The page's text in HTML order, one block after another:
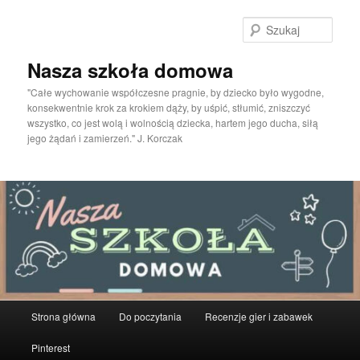
Nasza szkoła domowa
"Całe wychowanie współczesne pragnie, by dziecko było wygodne,
konsekwentnie krok za krokiem dąży, by uśpić, stłumić, zniszczyć
wszystko, co jest wolą i wolnością dziecka, hartem jego ducha, siłą
jego żądań i zamierzeń." J. Korczak
Strona główna Do poczytania Recenzje gier i zabawek
Pinterest